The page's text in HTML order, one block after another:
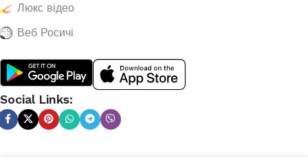
Люкс відео
Веб Росичі
Social Links: